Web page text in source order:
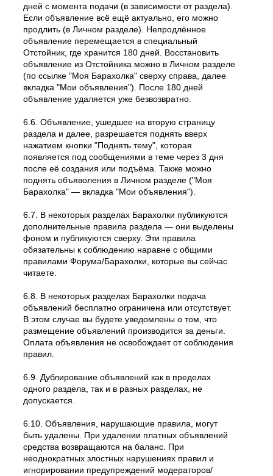
дней с момента подачи (в зависимости от раздела).
Если объявление всё ещё актуально, его можно
продлить (в Личном разделе). Непродлённое
объявление перемещается в специальный
Отстойник, где хранится 180 дней. Восстановить
объявление из Отстойника можно в Личном разделе
(по ссылке "Моя Барахолка" сверху справа, далее
вкладка "Мои объявления"). После 180 дней
объявление удаляется уже безвозвратно.
6.6. Объявление, ушедшее на вторую страницу
раздела и далее, разрешается поднять вверх
нажатием кнопки "Поднять тему", которая
появляется под сообщениями в теме через 3 дня
после её создания или подъёма. Также можно
поднять объяволения в Личном разделе ("Моя
Барахолка" — вкладка "Мои объявления").
6.7. В некоторых разделах Барахолки публикуются
дополнительные правила раздела — они выделены
фоном и публикуются сверху. Эти правила
обязательны к соблюдению наравне с общими
правилами Форума/Барахолки, которые вы сейчас
читаете.
6.8. В некоторых разделах Барахолки подача
объявлений бесплатно ограничена или отсутствует.
В этом случае вы будете уведомлены о том, что
размещение объявлений производится за деньги.
Оплата объявления не освобождает от соблюдения
правил.
6.9. Дублирование объявлений как в пределах
одного раздела, так и в разных разделах, не
допускается.
6.10. Объявления, нарушающие правила, могут
быть удалены. При удалении платных объявлений
средства возвращаются на баланс. При
неоднократных злостных нарушениях правил и
игнорировании предупреждений модераторов/